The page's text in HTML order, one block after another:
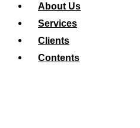
About Us
Services
Clients
Contents